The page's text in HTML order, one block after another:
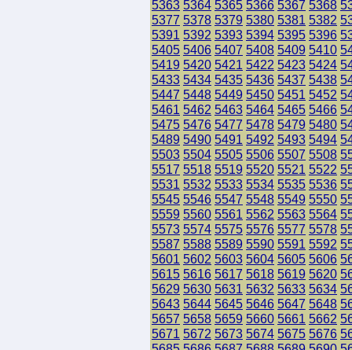
5363 5364 5365 5366 5367 5368
5377 5378 5379 5380 5381 5382
5391 5392 5393 5394 5395 5396
5405 5406 5407 5408 5409 5410
5419 5420 5421 5422 5423 5424
5433 5434 5435 5436 5437 5438
5447 5448 5449 5450 5451 5452
5461 5462 5463 5464 5465 5466
5475 5476 5477 5478 5479 5480
5489 5490 5491 5492 5493 5494
5503 5504 5505 5506 5507 5508
5517 5518 5519 5520 5521 5522
5531 5532 5533 5534 5535 5536
5545 5546 5547 5548 5549 5550
5559 5560 5561 5562 5563 5564
5573 5574 5575 5576 5577 5578
5587 5588 5589 5590 5591 5592
5601 5602 5603 5604 5605 5606
5615 5616 5617 5618 5619 5620
5629 5630 5631 5632 5633 5634
5643 5644 5645 5646 5647 5648
5657 5658 5659 5660 5661 5662
5671 5672 5673 5674 5675 5676